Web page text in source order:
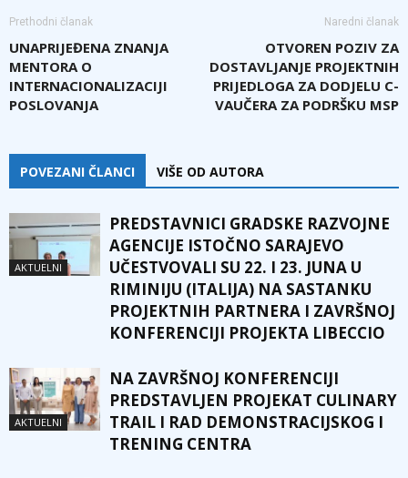
Prethodni članak
UNAPRIJEĐENA ZNANJA
MENTORA O
INTERNACIONALIZACIJI
POSLOVANJA
Naredni članak
OTVOREN POZIV ZA
DOSTAVLJANJE PROJEKTNIH
PRIJEDLOGA ZA DODJELU C-
VAUČERA ZA PODRŠKU MSP
POVEZANI ČLANCI VIŠE OD AUTORA
AKTUELNI
PREDSTAVNICI GRADSKE RAZVOJNE
AGENCIJE ISTOČNO SARAJEVO
UČESTVOVALI SU 22. I 23. JUNA U
RIMINIJU (ITALIJA) NA SASTANKU
PROJEKTNIH PARTNERA I ZAVRŠNOJ
KONFERENCIJI PROJEKTA LIBECCIO
AKTUELNI
NA ZAVRŠNOJ KONFERENCIJI
PREDSTAVLJEN PROJEKAT CULINARY
TRAIL I RAD DEMONSTRACIJSKOG I
TRENING CENTRA